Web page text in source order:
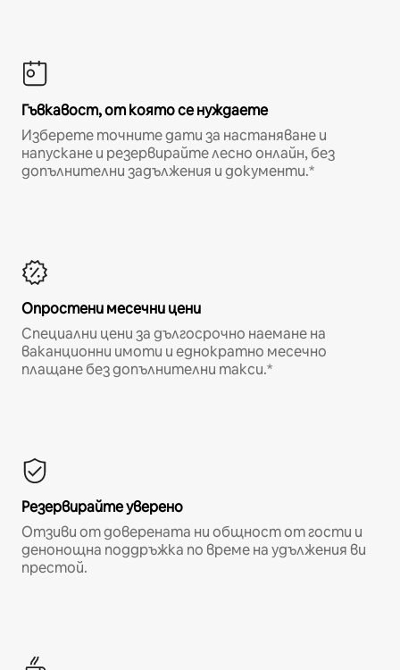
Гъвкавост, от която се нуждаете
Изберете точните дати за настаняване и
напускане и резервирайте лесно онлайн, без
допълнителни задължения и документи.*
Опростени месечни цени
Специални цени за дългосрочно наемане на
ваканционни имоти и еднократно месечно
плащане без допълнителни такси.*
Резервирайте уверено
Отзиви от доверената ни общност от гости и
денонощна поддръжка по време на удължения ви
престой.